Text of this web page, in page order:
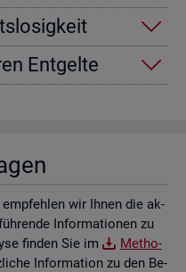
Ent­gel­te
wir Ihnen die ak­
In­for­ma­tio­nen zu
fin­den Sie im
Me­tho­
In­for­ma­ti­on zu den Be­